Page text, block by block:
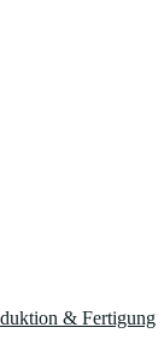
& Fertigung